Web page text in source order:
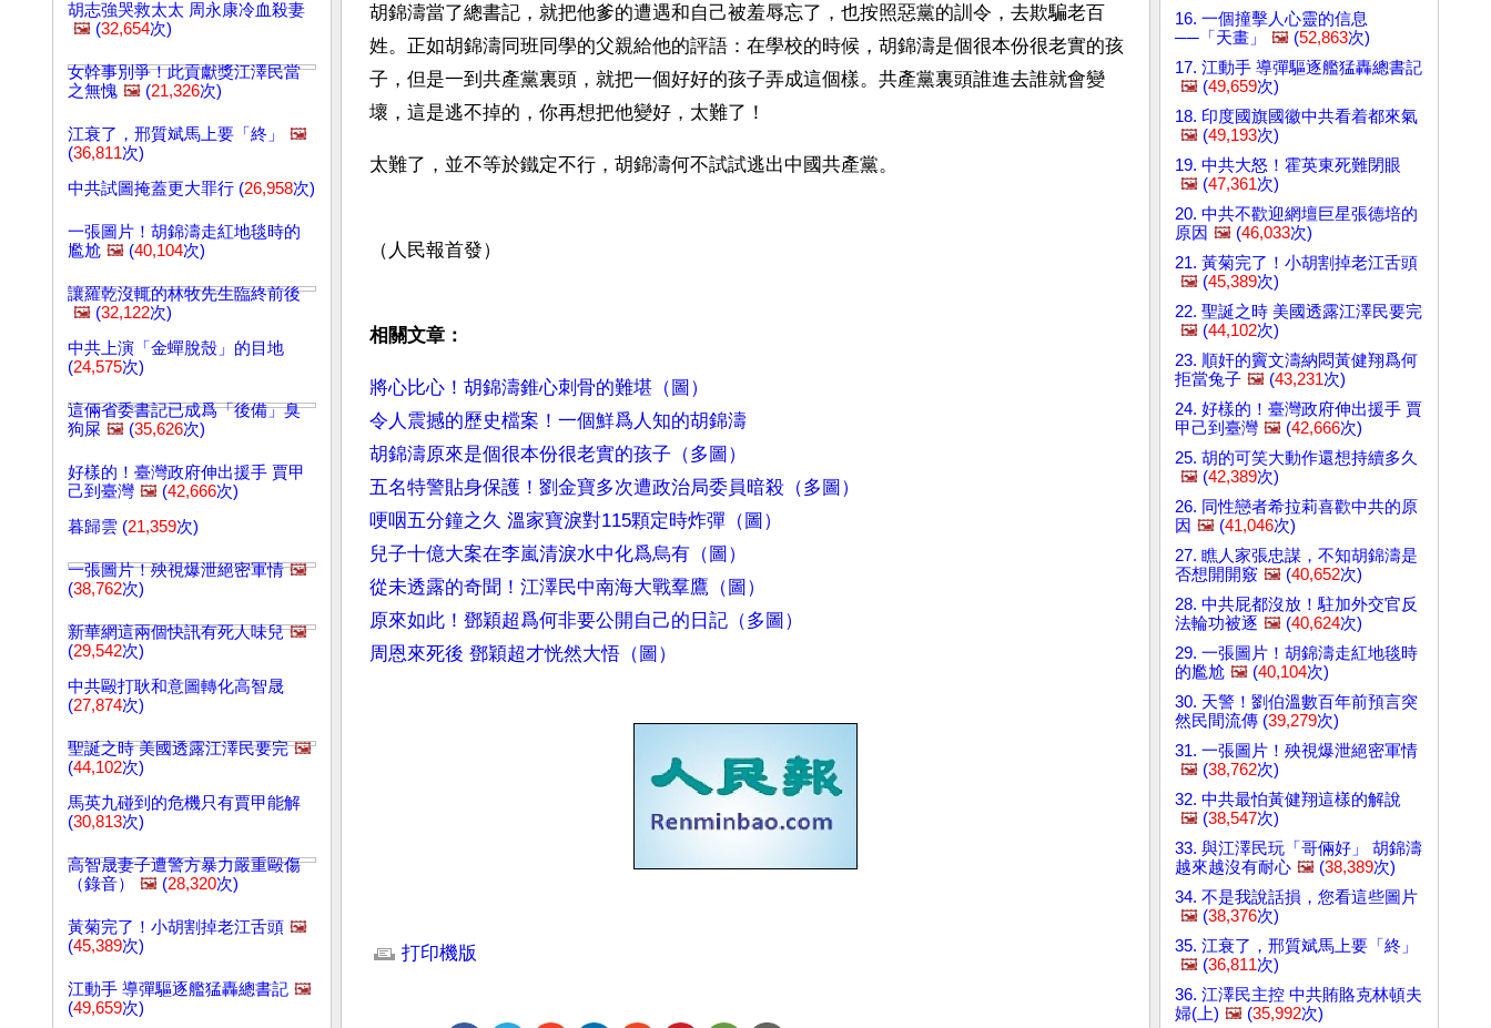
胡志強哭救太太 周永康冷血殺妻
🖼️ (32,654次)
女幹事別爭！此貢獻獎江澤民當
之無愧 🖼️ (21,326次)
江衰了，邢質斌馬上要「終」
🖼️
(36,811次)
中共試圖掩蓋更大罪行 (26,958次)
一張圖片！胡錦濤走紅地毯時的
尷尬 🖼️ (40,104次)
讓羅乾沒輒的林牧先生臨終前後
🖼️ (32,122次)
中共上演「金蟬脫殼」的目地
(24,575次)
這倆省委書記已成爲「後備」臭
狗屎 🖼️ (35,626次)
好樣的！臺灣政府伸出援手 賈甲
己到臺灣 🖼️ (42,666次)
暮歸雲 (21,359次)
一張圖片！殃視爆泄絕密軍情 🖼️
(38,762次)
新華網這兩個快訊有死人味兒 🖼️
(29,542次)
中共毆打耿和意圖轉化高智晟
(27,874次)
聖誕之時 美國透露江澤民要完 🖼️
(44,102次)
馬英九碰到的危機只有賈甲能解
(30,813次)
高智晟妻子遭警方暴力嚴重毆傷
（錄音）
🖼️ (28,320次)
黃菊完了！小胡割掉老江舌頭 🖼️
(45,389次)
江動手 導彈驅逐艦猛轟總書記 🖼️
(49,659次)
胡錦濤當了總書記，就把他爹的遭遇和自己被羞辱忘了，也按照惡黨的訓令，去欺騙老百
姓。正如胡錦濤同班同學的父親給他的評語：在學校的時候，胡錦濤是個很本份很老實的孩
子，但是一到共產黨裏頭，就把一個好好的孩子弄成這個樣。共產黨裏頭誰進去誰就會變
壞，這是逃不掉的，你再想把他變好，太難了！
太難了，並不等於鐵定不行，胡錦濤何不試試逃出中國共產黨。
（人民報首發）
相關文章：
將心比心！胡錦濤錐心刺骨的難堪（圖）
令人震撼的歷史檔案！一個鮮爲人知的胡錦濤
胡錦濤原來是個很本份很老實的孩子（多圖）
五名特警貼身保護！劉金寶多次遭政治局委員暗殺（多圖）
哽咽五分鐘之久 溫家寶淚對115顆定時炸彈（圖）
兒子十億大案在李嵐清淚水中化爲烏有（圖）
從未透露的奇聞！江澤民中南海大戰羣鷹（圖）
原來如此！鄧穎超爲何非要公開自己的日記（多圖）
周恩來死後 鄧穎超才恍然大悟（圖）
打印機版
16. 一個撞擊人心靈的信息
──「天畫」
🖼️ (52,863次)
17. 江動手 導彈驅逐艦猛轟總書記
🖼️ (49,659次)
18. 印度國旗國徽中共看着都來氣
🖼️ (49,193次)
19. 中共大怒！霍英東死難閉眼
🖼️ (47,361次)
20. 中共不歡迎網壇巨星張德培的
原因 🖼️ (46,033次)
21. 黃菊完了！小胡割掉老江舌頭
🖼️ (45,389次)
22. 聖誕之時 美國透露江澤民要完
🖼️ (44,102次)
23. 順奸的竇文濤納悶黃健翔爲何
拒當兔子 🖼️ (43,231次)
24. 好樣的！臺灣政府伸出援手 賈
甲己到臺灣 🖼️ (42,666次)
25. 胡的可笑大動作還想持續多久
🖼️ (42,389次)
26. 同性戀者希拉莉喜歡中共的原
因 🖼️ (41,046次)
27. 瞧人家張忠謀，不知胡錦濤是
否想開開竅 🖼️ (40,652次)
28. 中共屁都沒放！駐加外交官反
法輪功被逐 🖼️ (40,624次)
29. 一張圖片！胡錦濤走紅地毯時
的尷尬 🖼️ (40,104次)
30. 天警！劉伯溫數百年前預言突
然民間流傳 (39,279次)
31. 一張圖片！殃視爆泄絕密軍情
🖼️ (38,762次)
32. 中共最怕黃健翔這樣的解說
🖼️ (38,547次)
33. 與江澤民玩「哥倆好」 胡錦濤
越來越沒有耐心 🖼️ (38,389次)
34. 不是我說話損，您看這些圖片
🖼️ (38,376次)
35. 江衰了，邢質斌馬上要「終」
🖼️ (36,811次)
36. 江澤民主控 中共賄賂克林頓夫
婦(上) 🖼️ (35,992次)